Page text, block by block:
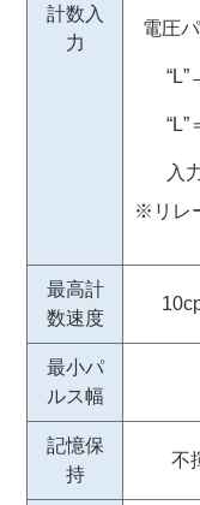
計数入
力
電圧
入
※リレ
最高計
数速度
最小パ
ルス幅
記憶保
持
不